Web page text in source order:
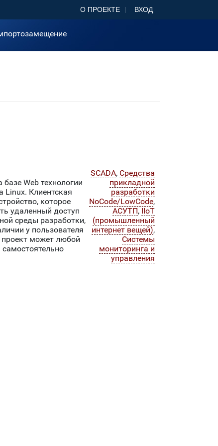
О ПРОЕКТЕ ВХОД
Web технологии
Linux. Клиентская
которое
удаленный доступ
среды разработки,
у пользователя
проект может любой
SCADA, Средства
прикладной
разработки
NoCode/LowCode,
АСУТП, IIoT
(промышленный
интернет вещей),
Системы
мониторинга и
управления